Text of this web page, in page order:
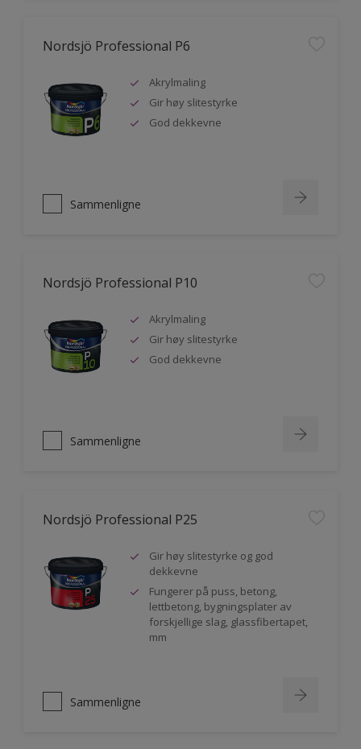
Nordsjö Professional P6
Akrylmaling
Gir høy slitestyrke
God dekkevne
Sammenligne
Nordsjö Professional P10
Akrylmaling
Gir høy slitestyrke
God dekkevne
Sammenligne
Nordsjö Professional P25
Gir høy slitestyrke og god
dekkevne
Fungerer på puss, betong,
lettbetong, bygningsplater av
forskjellige slag, glassfibertapet,
mm
Sammenligne